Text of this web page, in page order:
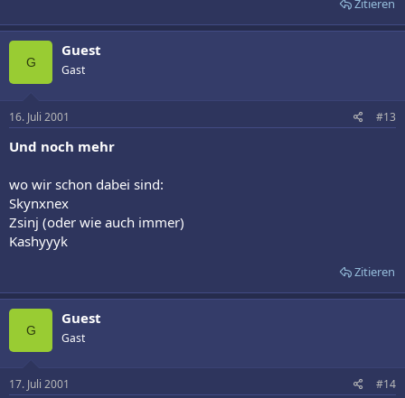
Zitieren
G
Guest
Gast
16. Juli 2001 #13
Und noch mehr
wo wir schon dabei sind:
Skynxnex
Zsinj (oder wie auch immer)
Kashyyyk
Zitieren
G
Guest
Gast
17. Juli 2001 #14